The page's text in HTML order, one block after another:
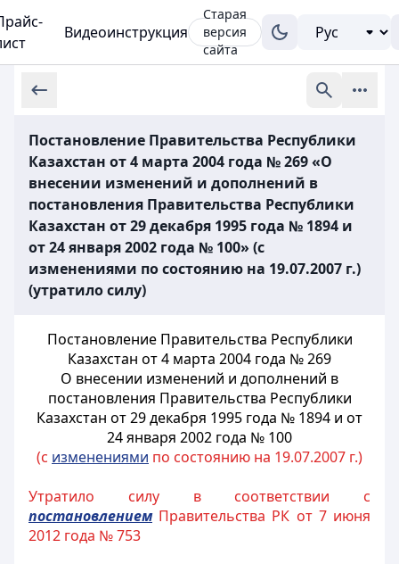
Видеоинструкция
Старая
версия
сайта
Постановление Правительства Республики
Казахстан от 4 марта 2004 года № 269 «О
внесении изменений и дополнений в
постановления Правительства Республики
Казахстан от 29 декабря 1995 года № 1894 и
от 24 января 2002 года № 100» (с
изменениями по состоянию на 19.07.2007 г.)
(утратило силу)
Постановление Правительства Республики
Казахстан от 4 марта 2004 года № 269
О внесении изменений и дополнений в
постановления Правительства Республики
Казахстан от 29 декабря 1995 года № 1894 и от
24 января 2002 года № 100
(с изменениями по состоянию на 19.07.2007 г.)
Утратило силу в соответствии с
постановлениемПравительства РК от 7 июня
2012 года № 753